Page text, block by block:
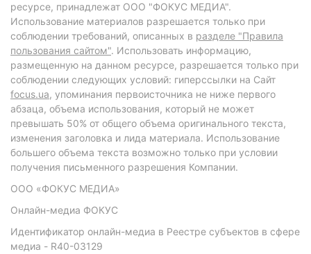
ресурсе, принадлежат ООО "ФОКУС МЕДИА".
Использование материалов разрешается только при
соблюдении требований, описанных в разделе "Правила
пользования сайтом". Использовать информацию,
размещенную на данном ресурсе, разрешается только при
соблюдении следующих условий: гиперссылки на Сайт
focus.ua, упоминания первоисточника не ниже первого
абзаца, объема использования, который не может
превышать 50% от общего объема оригинального текста,
изменения заголовка и лида материала. Использование
большего объема текста возможно только при условии
получения письменного разрешения Компании.
ООО «ФОКУС МЕДИА»
Онлайн-медиа ФОКУС
Идентификатор онлайн-медиа в Реестре субъектов в сфере
медиа - R40-03129